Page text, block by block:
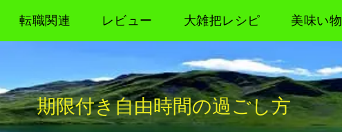
期限付き自由時間の過ごし方
転職関連 レビュー 大雑把レシピ 美味い物